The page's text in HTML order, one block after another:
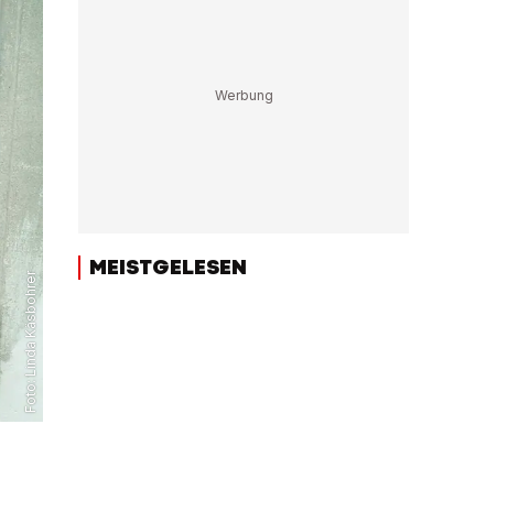
Foto:
Linda Käsbohrer
MEISTGELESEN